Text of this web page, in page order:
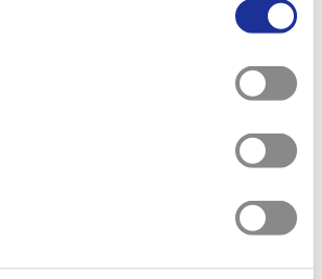
les processus de travail
à expérimenter
et esprit d’équipe
le plus souvent debout)